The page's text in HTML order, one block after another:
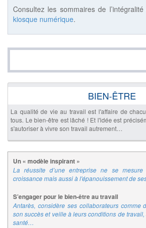
Consultez les sommaires de
kiosque numérique.
BIEN-ÊTRE
La qualité de vie au travail est l'affaire de
tous. Le bien-être est lâché ! Et l'idée est
s'autoriser à vivre son travail autrement…
Un « modèle inspirant »
La réussite d’une entreprise ne se
croissance mais aussi à l'épanouissement de
S’engager pour le bien-être au travail
Antarès, considère ses collaborateurs comme
son succès et veille à leurs conditions de
santé…